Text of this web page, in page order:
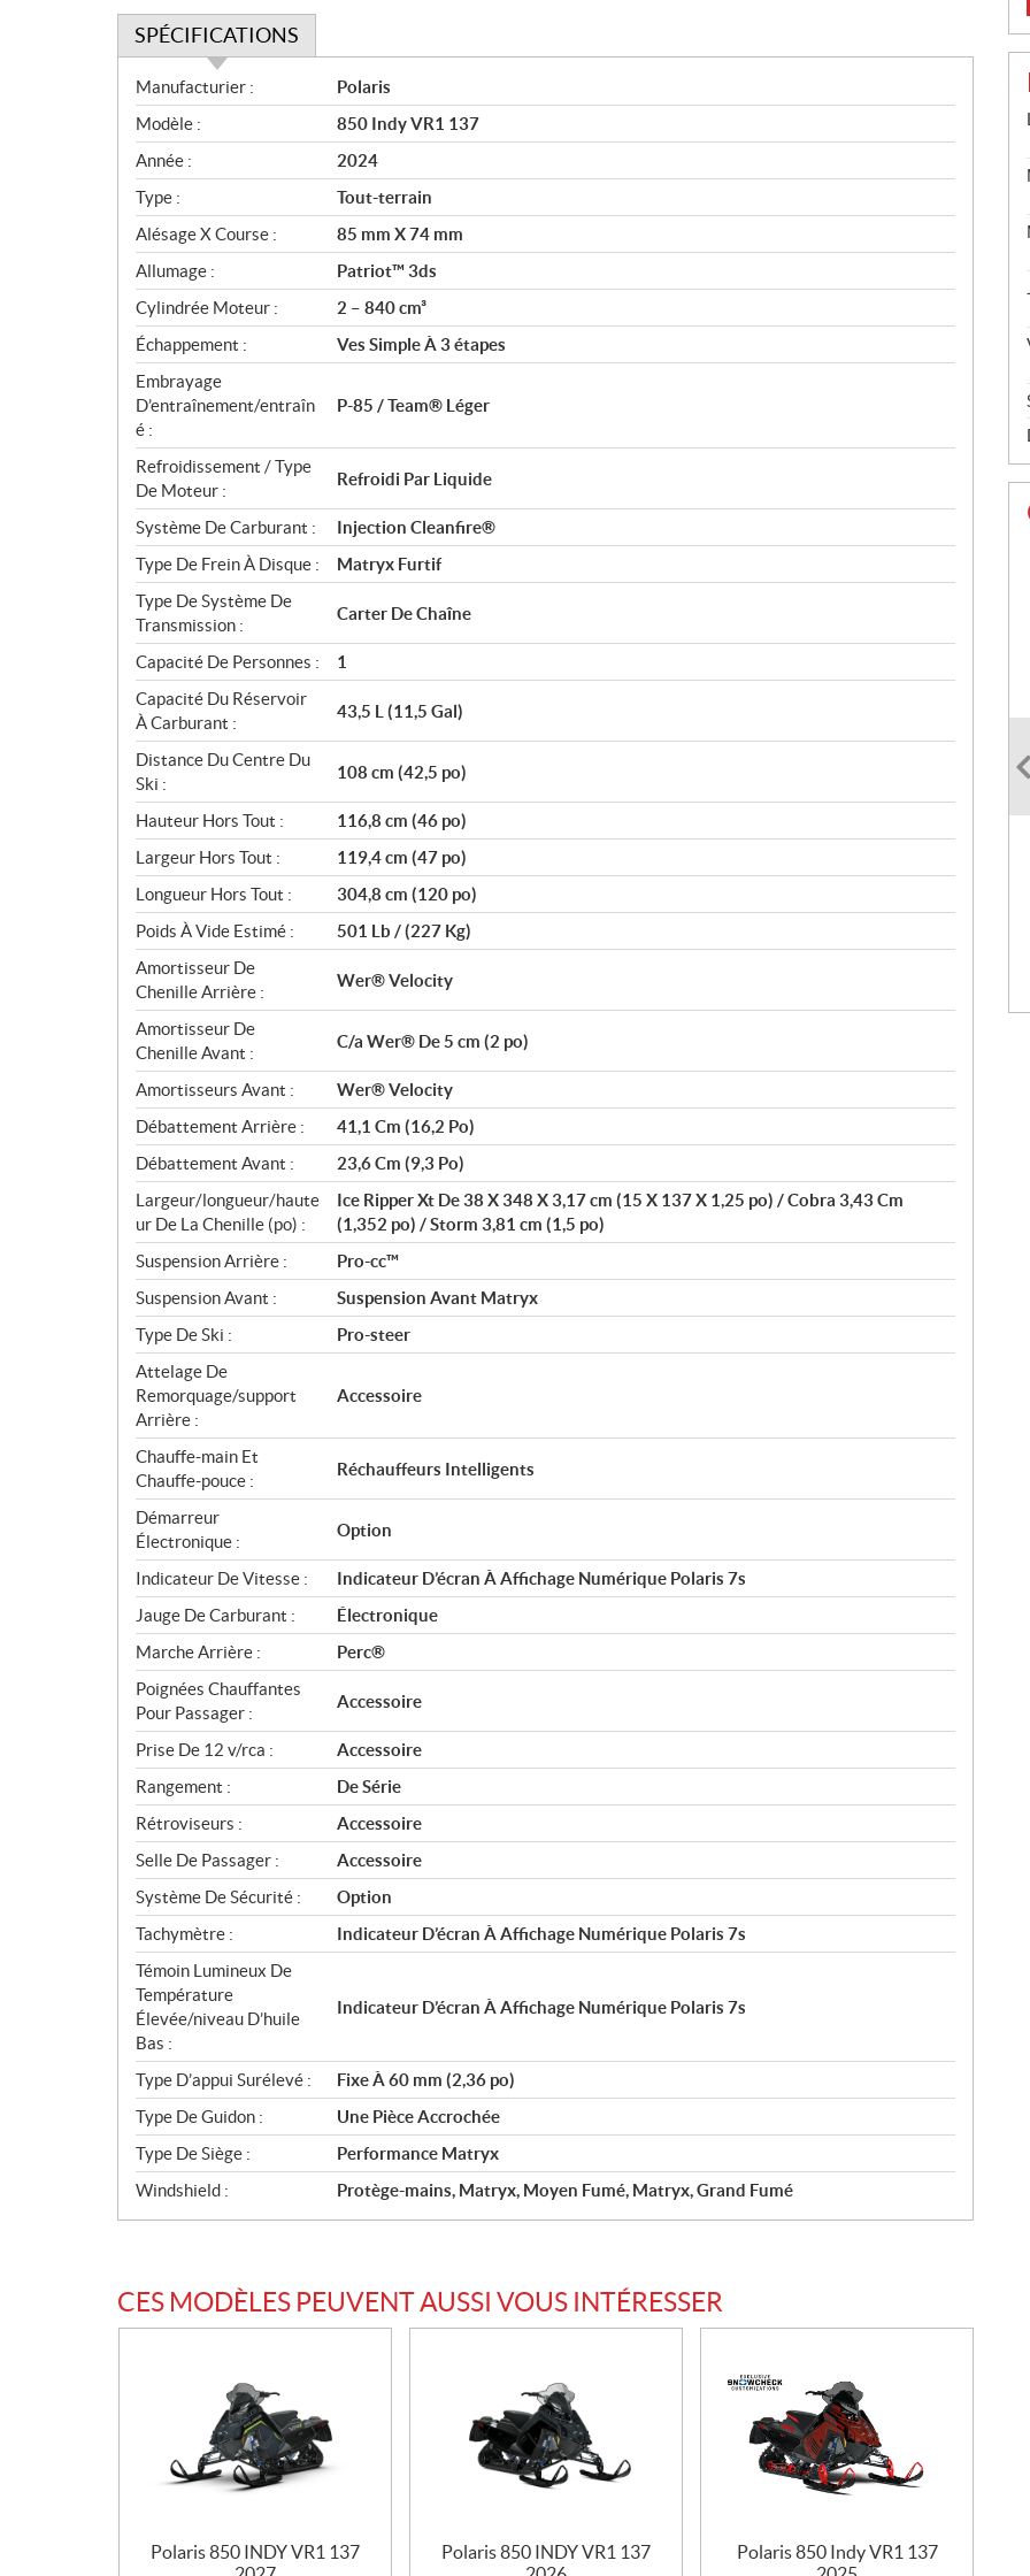
SPÉCIFICATIONS
S
p
é
c
i
f
i
c
a
t
i
o
n
s
Manufacturier :
Polaris
Modèle :
850 Indy VR1 137
Année :
2024
Type :
Tout-terrain
Alésage X Course :
85 mm X 74 mm
Allumage :
Patriot™ 3ds
Cylindrée Moteur :
2 – 840 cm³
Échappement :
Ves Simple À 3 étapes
Embrayage
D’entraînement/entraîn
é :
P-85 / Team® Léger
Refroidissement / Type
De Moteur :
Refroidi Par Liquide
Système De Carburant :
Injection Cleanfire®
Type De Frein À Disque :
Matryx Furtif
Type De Système De
Transmission :
Carter De Chaîne
Capacité De Personnes :
1
Capacité Du Réservoir
À Carburant :
43,5 L (11,5 Gal)
Distance Du Centre Du
Ski :
108 cm (42,5 po)
Hauteur Hors Tout :
116,8 cm (46 po)
Largeur Hors Tout :
119,4 cm (47 po)
Longueur Hors Tout :
304,8 cm (120 po)
Poids À Vide Estimé :
501 Lb / (227 Kg)
Amortisseur De
Chenille Arrière :
Wer® Velocity
Amortisseur De
Chenille Avant :
C/a Wer® De 5 cm (2 po)
Amortisseurs Avant :
Wer® Velocity
Débattement Arrière :
41,1 Cm (16,2 Po)
Débattement Avant :
23,6 Cm (9,3 Po)
Largeur/longueur/haute
ur De La Chenille (po) :
Ice Ripper Xt De 38 X 348 X 3,17 cm (15 X 137 X 1,25 po) / Cobra 3,43 Cm
(1,352 po) / Storm 3,81 cm (1,5 po)
Suspension Arrière :
Pro-cc™
Suspension Avant :
Suspension Avant Matryx
Type De Ski :
Pro-steer
Attelage De
Remorquage/support
Arrière :
Accessoire
Chauffe-main Et
Chauffe-pouce :
Réchauffeurs Intelligents
Démarreur
Électronique :
Option
Indicateur De Vitesse :
Indicateur D’écran À Affichage Numérique Polaris 7s
Jauge De Carburant :
Électronique
Marche Arrière :
Perc®
Poignées Chauffantes
Pour Passager :
Accessoire
Prise De 12 v/rca :
Accessoire
Rangement :
De Série
Rétroviseurs :
Accessoire
Selle De Passager :
Accessoire
Système De Sécurité :
Option
Tachymètre :
Indicateur D’écran À Affichage Numérique Polaris 7s
Témoin Lumineux De
Température
Élevée/niveau D’huile
Bas :
Indicateur D’écran À Affichage Numérique Polaris 7s
Type D’appui Surélevé :
Fixe À 60 mm (2,36 po)
Type De Guidon :
Une Pièce Accrochée
Type De Siège :
Performance Matryx
Windshield :
Protège-mains, Matryx, Moyen Fumé, Matryx, Grand Fumé
CES MODÈLES PEUVENT AUSSI VOUS INTÉRESSER
Polaris 850 INDY VR1 137
Polaris 850 INDY VR1 137
Polaris 850 Indy VR1 137